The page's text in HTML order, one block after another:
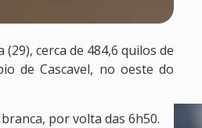
cerca de 484,6 quilos de
de Cascavel, no oeste do
por volta das 6h50.